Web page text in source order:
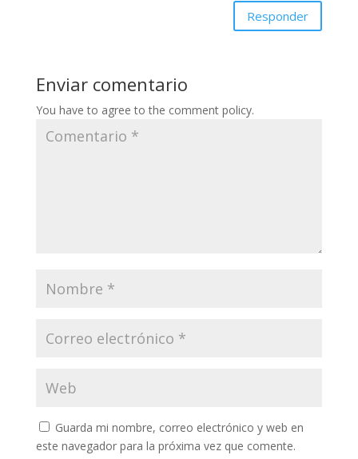
Responder
Enviar comentario
You have to agree to the comment policy.
Guarda mi nombre, correo electrónico y web en
este navegador para la próxima vez que comente.